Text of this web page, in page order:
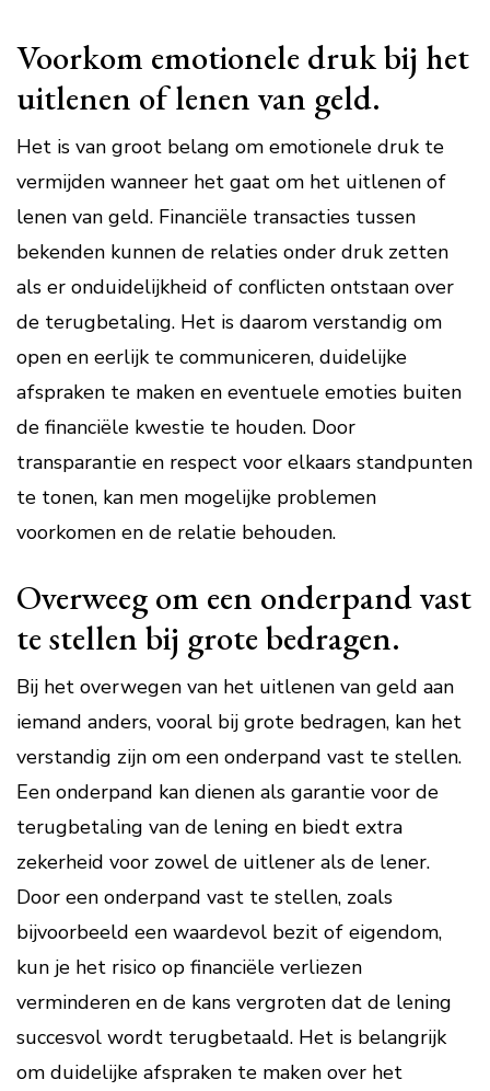
Voorkom emotionele druk bij het
uitlenen of lenen van geld.
Het is van groot belang om emotionele druk te
vermijden wanneer het gaat om het uitlenen of
lenen van geld. Financiële transacties tussen
bekenden kunnen de relaties onder druk zetten
als er onduidelijkheid of conflicten ontstaan over
de terugbetaling. Het is daarom verstandig om
open en eerlijk te communiceren, duidelijke
afspraken te maken en eventuele emoties buiten
de financiële kwestie te houden. Door
transparantie en respect voor elkaars standpunten
te tonen, kan men mogelijke problemen
voorkomen en de relatie behouden.
Overweeg om een onderpand vast
te stellen bij grote bedragen.
Bij het overwegen van het uitlenen van geld aan
iemand anders, vooral bij grote bedragen, kan het
verstandig zijn om een onderpand vast te stellen.
Een onderpand kan dienen als garantie voor de
terugbetaling van de lening en biedt extra
zekerheid voor zowel de uitlener als de lener.
Door een onderpand vast te stellen, zoals
bijvoorbeeld een waardevol bezit of eigendom,
kun je het risico op financiële verliezen
verminderen en de kans vergroten dat de lening
succesvol wordt terugbetaald. Het is belangrijk
om duidelijke afspraken te maken over het